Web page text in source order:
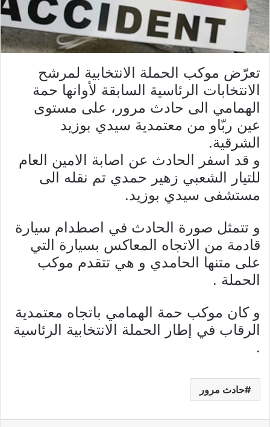
تعرّض موكب الحملة الانتخابية لمرشح
الانتخابات الرئاسية السابقة لأوانها حمة
الهمامي الى حادث مرور، على مستوى
عين ربّاو من معتمدية سيدي بوزيد
الشرقية.
و قد اسفر الحادث عن اصابة الامين العام
للتيار الشعبي زهير حمدي تم نقله الى
مستشفى سيدي بوزيد.
و تتمثل صورة الحادث في اصطدام سيارة
قادمة من الاتجاه المعاكس بسيارة التي
على متنها الحامدي و هي تتقدم موكب
الحملة .
و كان موكب حمة الهمامي باتجاه معتمدية
الرقاب في إطار الحملة الانتخابية الرئاسية
.
حادث مرور